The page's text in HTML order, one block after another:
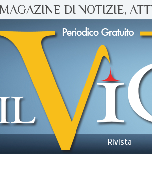
MAGAZINE DI NOTIZIE,
Rivista